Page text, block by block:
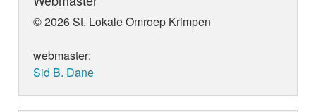
© 2026 St. Lokale Omroep Krimpen
webmaster:
Sid B. Dane